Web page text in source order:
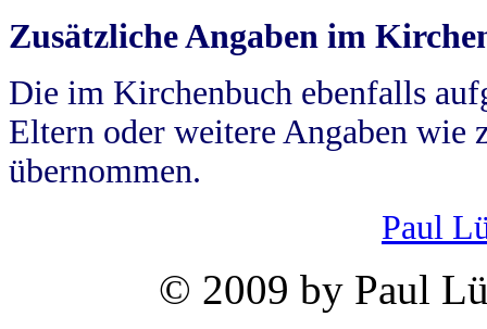
Zusätzliche Angaben im
Die im Kirchenbuch ebenfalls
Eltern oder weitere Angaben wie
übernommen.
Paul
© 2009 by Paul